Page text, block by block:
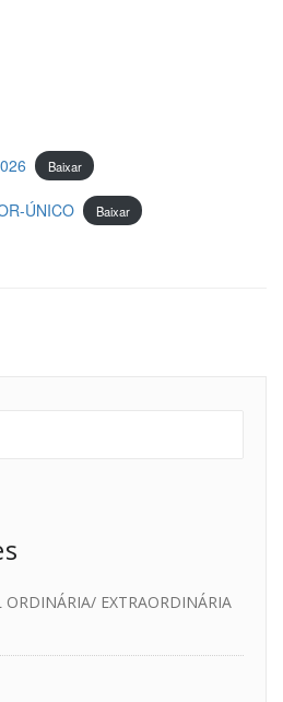
Baixar
ÚNICO Baixar
ORDINÁRIA/ EXTRAORDINÁRIA